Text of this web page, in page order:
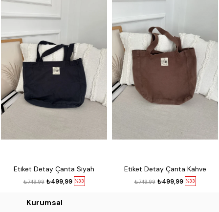
Etiket Detay Çanta Siyah
%33
₺499,99
₺749,99
Etiket Detay Çanta Kahve
%33
₺499,99
₺749,99
Kurumsal